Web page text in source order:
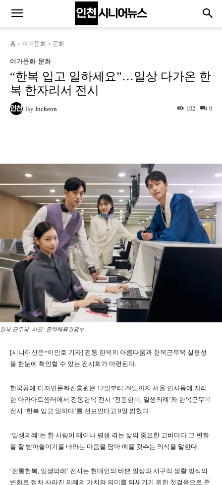
홈 여가문화 문화
여가문화 문화
“한복 입고 일하세요”…일상 다가온 한
복 한자리서 전시
By Incheon 0
102
한복 근무복. 사진=문화체육관광부
[시니어신문=이인호 기자] 전통 한복의 아름다움과 한복근무복 실용성
을 한눈에 확인할 수 있는 전시회가 마련된다.
한국공예·디자인문화진흥원은 12일부터 29일까지 서울 인사동에 자리
한 아라아트센터에서 전통한복 전시 ‘전통한복, 일생의례’와 한복근무복
전시 ‘한복 입고 일하다’를 선보인다고 9일 밝혔다.
‘일생의례’는 한 사람이 태어나 평생 겪는 삶의 중요한 고비마다 그 변화
를 잘 받아들이기를 바라는 마음을 담아 예를 갖추는 의식을 말한다.
‘전통한복, 일생의례’ 전시는 현대인의 바쁜 일상과 서구적 생활 방식의
변화로 점차 사라진 의례의 가치와 의미를 되새기기 위한 첫걸음으로 준